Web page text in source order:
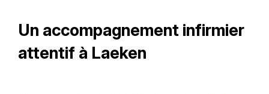
Un accompagnement infirmier
attentif à Laeken